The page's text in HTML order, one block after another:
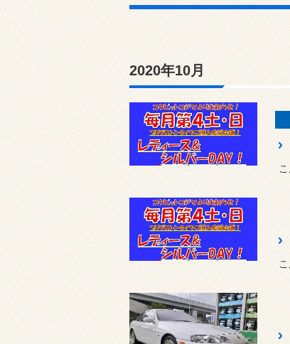
2020年10月